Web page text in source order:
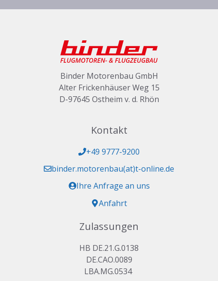
Binder Motorenbau GmbH
Alter Frickenhäuser Weg 15
D-97645 Ostheim v. d. Rhön
Kontakt
+49 9777-9200
binder.motorenbau(at)t-online.de
Ihre Anfrage an uns
Anfahrt
Zulassungen
HB DE.21.G.0138
DE.CAO.0089
LBA.MG.0534